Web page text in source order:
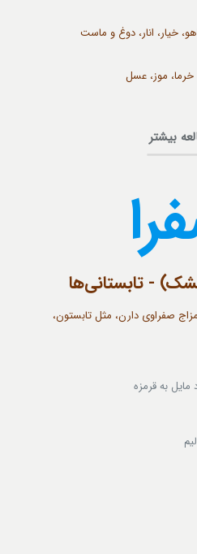
خیار، انار، دوغ و ماست
موز، عسل
بیشتر
- تابستانی‌ها
صفراوی دارن، مثل تابستون،
به قرمزه